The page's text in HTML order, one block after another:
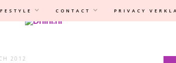
CONTACT PRIVACY
|Disclaimer
2012